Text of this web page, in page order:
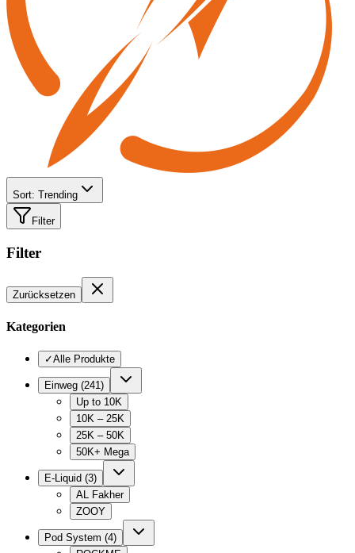
Sort: Trending
Filter
Filter
Zurücksetzen
Kategorien
✓Alle Produkte
Einweg (241)
Up to 10K
10K – 25K
25K – 50K
50K+ Mega
E-Liquid (3)
AL Fakher
ZOOY
Pod System (4)